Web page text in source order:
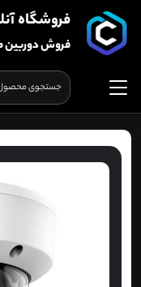
فروشگاه
فروش دوربین